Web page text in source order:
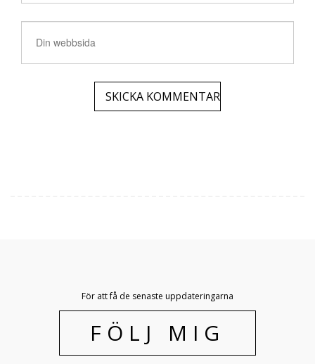
För att få de senaste uppdateringarna
FÖLJ MIG